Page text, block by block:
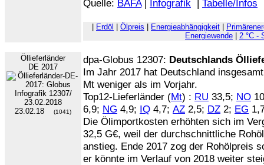
Quelle: BAFA| Infografik | Tabelle/Infos
Erdöl Ölpreis Energieabhängigkeit
Energiewende
2 °C -
Öllieferländer
DE 2017
23.02.18 (1041)
dpa-Globus 12307: Deutschlands
Im Jahr 2017 hat Deutschland
Mt weniger als im Vorjahr.
Top12-Lieferländer (Mt) : RU 33,5; NO
6,9; NG 4,9; IQ 4,7; AZ 2,5; DZ 2; EG
Die Ölimportkosten erhöhten sich im
32,5 G€, weil der durchschnittliche
anstieg. Ende 2017 zog der Rohölpreis
er könnte im Verlauf von 2018 weiter